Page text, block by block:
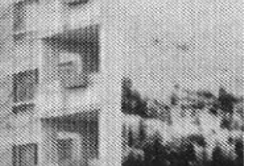
gezwungen, den Begriff des
„postdramatischen Theaters“ zu
problematisieren. Sc